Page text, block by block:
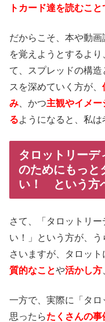
トカード達を読むこ
だからこそ、本や動
を覚えようとするよ
て、スプレッドの構
スを深めていく方が、
み 、かつ主観やイメー
るようになると、私は
タロットリーデ
のためにもっと
い！ という方
さて、「タロットリ
い！」という方が、
さいますが、タロッ
質的なことや活かし方
一方で、実際に「タ
思ったらたくさんの